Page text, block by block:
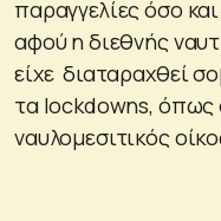
παραγγελίες όσο
αφού η διεθνής
είχε διαταραχθεί
τα lockdowns, όπως
ναυλομεσιτικός